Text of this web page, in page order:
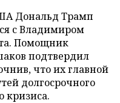
Дональд Трамп
с Владимиром
Помощник
подтвердил
что их главной
долгосрочного
кризиса.